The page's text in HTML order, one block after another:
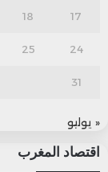
17
18
24
25
31
« يوليو
اقتصاد المغرب